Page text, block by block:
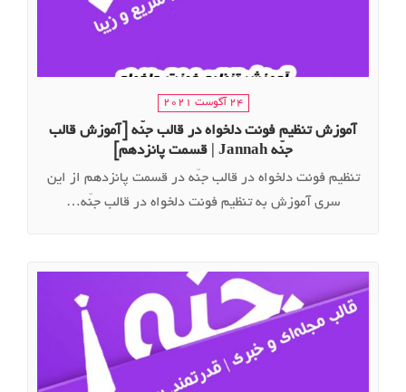
24 آگوست 2021
آموزش تنظیم فونت دلخواه در قالب جنّه [آموزش قالب
جنّه Jannah | قسمت پانزدهم]
تنظیم فونت دلخواه در قالب جنّه در قسمت پانزدهم از این
سری آموزش به تنظیم فونت دلخواه در قالب جنّه…